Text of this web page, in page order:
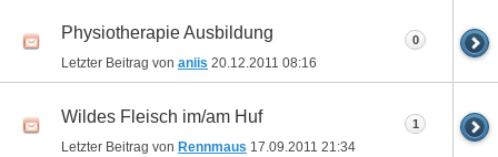
Physiotherapie Ausbildung
Letzter Beitrag von aniis 20.12.2011 08:16
0
Wildes Fleisch im/am Huf
Letzter Beitrag von Rennmaus 17.09.2011 21:34
1